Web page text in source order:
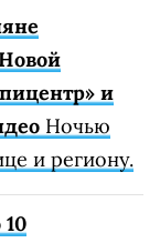
и
Ночью
и региону.